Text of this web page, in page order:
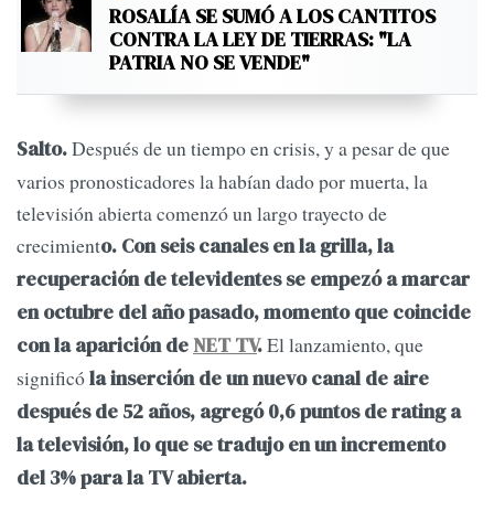
ROSALÍA SE SUMÓ A LOS CANTITOS
CONTRA LA LEY DE TIERRAS: "LA
PATRIA NO SE VENDE"
Salto.Después de un tiempo en crisis, y a pesar de que
varios pronosticadores la habían dado por muerta, la
televisión abierta comenzó un largo trayecto de
crecimiento. Con seis canales en la grilla, la
recuperación de televidentes se empezó a marcar
en octubre del año pasado, momento que coincide
con la aparición de NET TV.El lanzamiento, que
significóla inserción de un nuevo canal de aire
después de 52 años, agregó 0,6 puntos de rating a
la televisión, lo que se tradujo en un incremento
del 3% para la TV abierta.